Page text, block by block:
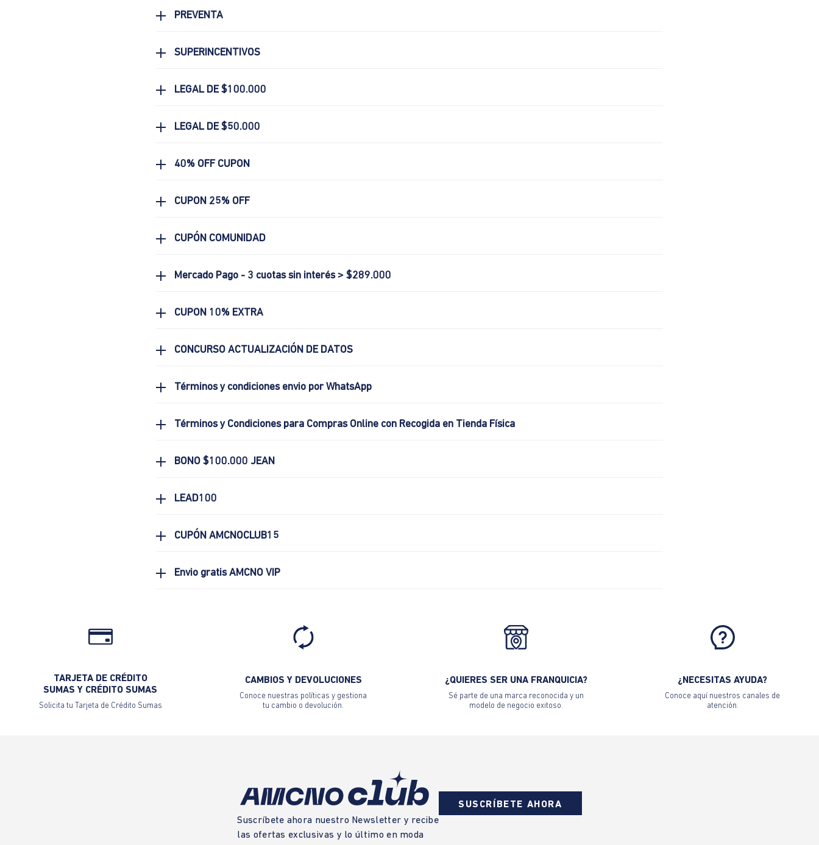
PREVENTA
SUPERINCENTIVOS
LEGAL DE $100.000
LEGAL DE $50.000
40% OFF CUPON
CUPON 25% OFF
CUPÓN COMUNIDAD
Mercado Pago - 3 cuotas sin interés > $289.000
CUPON 10% EXTRA
CONCURSO ACTUALIZACIÓN DE DATOS
Términos y condiciones envio por WhatsApp
Términos y Condiciones para Compras Online con Recogida en Tienda Física
BONO $100.000 JEAN
LEAD100
CUPÓN AMCNOCLUB15
Envio gratis AMCNO VIP
TARJETA DE CRÉDITO
SUMAS Y CRÉDITO SUMAS
Solicita tu Tarjeta de Crédito Sumas
CAMBIOS Y DEVOLUCIONES
Conoce nuestras políticas y gestiona
tu cambio o devolución.
¿QUIERES SER UNA FRANQUICIA?
Sé parte de una marca reconocida y un
modelo de negocio exitoso.
¿NECESITAS AYUDA?
Conoce aquí nuestros canales de
atención.
Suscríbete ahora nuestro Newsletter y recibe
las ofertas exclusivas y lo último en moda
SUSCRÍBETE AHORA